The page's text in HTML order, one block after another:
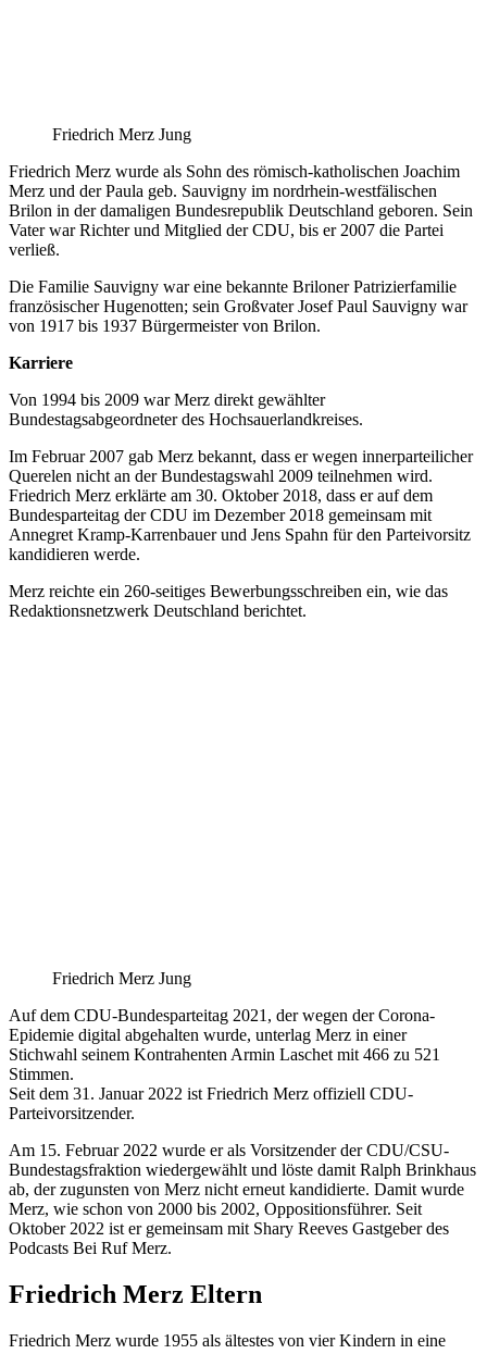
Friedrich Merz Jung
Friedrich Merz wurde als Sohn des römisch-katholischen Joachim
Merz und der Paula geb. Sauvigny im nordrhein-westfälischen
Brilon in der damaligen Bundesrepublik Deutschland geboren. Sein
Vater war Richter und Mitglied der CDU, bis er 2007 die Partei
verließ.
Die Familie Sauvigny war eine bekannte Briloner Patrizierfamilie
französischer Hugenotten; sein Großvater Josef Paul Sauvigny war
von 1917 bis 1937 Bürgermeister von Brilon.
Karriere
Von 1994 bis 2009 war Merz direkt gewählter
Bundestagsabgeordneter des Hochsauerlandkreises.
Im Februar 2007 gab Merz bekannt, dass er wegen innerparteilicher
Querelen nicht an der Bundestagswahl 2009 teilnehmen wird.
Friedrich Merz erklärte am 30. Oktober 2018, dass er auf dem
Bundesparteitag der CDU im Dezember 2018 gemeinsam mit
Annegret Kramp-Karrenbauer und Jens Spahn für den Parteivorsitz
kandidieren werde.
Merz reichte ein 260-seitiges Bewerbungsschreiben ein, wie das
Redaktionsnetzwerk Deutschland berichtet.
Friedrich Merz Jung
Auf dem CDU-Bundesparteitag 2021, der wegen der Corona-
Epidemie digital abgehalten wurde, unterlag Merz in einer
Stichwahl seinem Kontrahenten Armin Laschet mit 466 zu 521
Stimmen.
Seit dem 31. Januar 2022 ist Friedrich Merz offiziell CDU-
Parteivorsitzender.
Am 15. Februar 2022 wurde er als Vorsitzender der CDU/CSU-
Bundestagsfraktion wiedergewählt und löste damit Ralph Brinkhaus
ab, der zugunsten von Merz nicht erneut kandidierte. Damit wurde
Merz, wie schon von 2000 bis 2002, Oppositionsführer. Seit
Oktober 2022 ist er gemeinsam mit Shary Reeves Gastgeber des
Podcasts Bei Ruf Merz.
Friedrich Merz Eltern
Friedrich Merz wurde 1955 als ältestes von vier Kindern in eine